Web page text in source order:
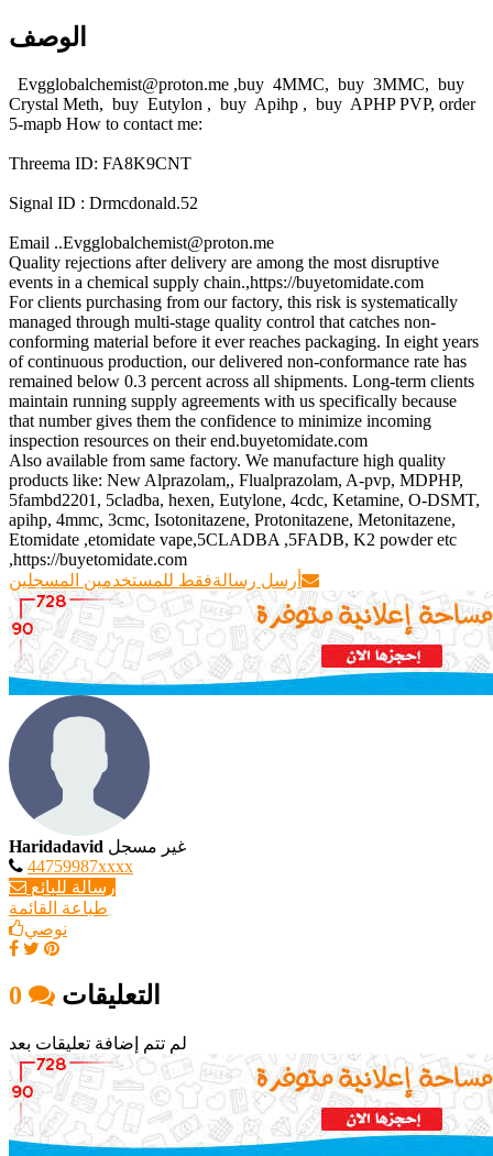
الوصف
Evgglobalchemist@proton.me ,buy 4MMC, buy 3MMC, buy
Crystal Meth, buy Eutylon , buy Apihp , buy APHP PVP, order
5-mapb How to contact me:
Threema ID: FA8K9CNT
Signal ID : Drmcdonald.52
Email ..Evgglobalchemist@proton.me
Quality rejections after delivery are among the most disruptive
events in a chemical supply chain.,https://buyetomidate.com
For clients purchasing from our factory, this risk is systematically
managed through multi-stage quality control that catches non-
conforming material before it ever reaches packaging. In eight years
of continuous production, our delivered non-conformance rate has
remained below 0.3 percent across all shipments. Long-term clients
maintain running supply agreements with us specifically because
that number gives them the confidence to minimize incoming
inspection resources on their end.buyetomidate.com
Also available from same factory. We manufacture high quality
products like: New Alprazolam,, Flualprazolam, A-pvp, MDPHP,
5fambd2201, 5cladba, hexen, Eutylone, 4cdc, Ketamine, O-DSMT,
apihp, 4mmc, 3cmc, Isotonitazene, Protonitazene, Metonitazene,
Etomidate ,etomidate vape,5CLADBA ,5FADB, K2 powder etc
,https://buyetomidate.com
أرسل رسالةفقط للمستخدمين المسجلين
Haridadavid غير مسجل
44759987xxxx
رسالة للبائع
طباعة القائمة
نوصي
التعليقات
لم تتم إضافة تعليقات بعد